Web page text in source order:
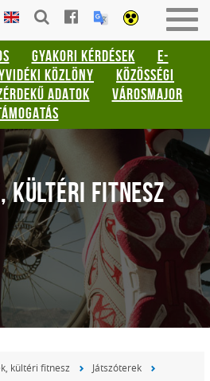
GYAKORI KÉRDÉSEK
E-
KÖZLÖNY
KÖZÖSSÉGI
ADATOK
VÁROSMAJOR
KÜLTÉRI FITNESZ
kültéri fitnesz Játszóterek